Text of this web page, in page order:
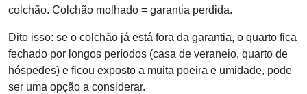
colchão. Colchão molhado = garantia perdida.
Dito isso: se o colchão já está fora da garantia, o quarto fica
fechado por longos períodos (casa de veraneio, quarto de
hóspedes) e ficou exposto a muita poeira e umidade, pode
ser uma opção a considerar.